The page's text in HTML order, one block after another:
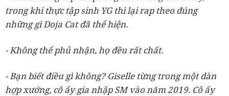
trong khi thực tập sinh YG thì lại rap theo đúng
những gì Doja Cat đã thể hiện.
- Không thể phủ nhận, họ đều rất chất.
- Bạn biết điều gì không? Giselle từng trong một dàn
hợp xướng, cô ấy gia nhập SM vào năm 2019. Cô ấy